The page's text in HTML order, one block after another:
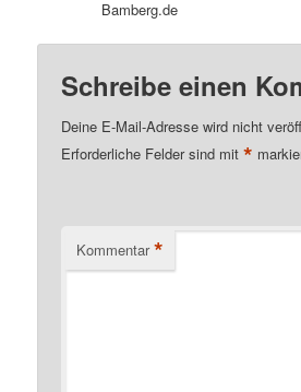
Bamberg.de
Schreibe einen
Deine E-Mail-Adresse wird nicht
Erforderliche Felder sind mit*
Kommentar *